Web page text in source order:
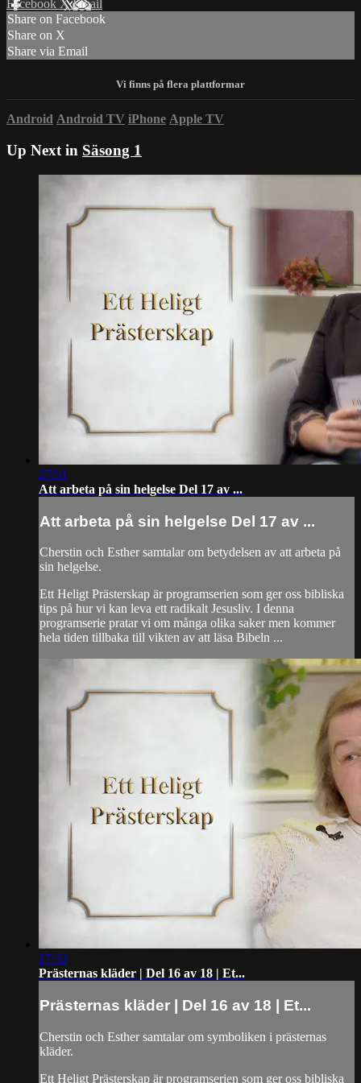
Facebook XEmail
Share on Facebook
Share on X
Share via Email
Android Android TV iPhone Apple TV
Up Next in Säsong 1
27:51
Att arbeta på sin helgelse Del 17 av ...
Att arbeta på sin helgelse Del 17 av ...
Cherstin och Esther samtalar om betydelsen av att arbeta på
sin helgelse.
Ett Heligt Prästerskap är programserien som ger oss bibliska
tips på hur vi kan leva ett radikalt Jesusliv. I denna
programserie pratar vi om många olika saker men kommer
hela tiden tillbaka till vikten av att läsa Bibeln ...
27:32
Prästernas kläder | Del 16 av 18 | Et...
Prästernas kläder | Del 16 av 18 | Et...
Cherstin och Esther samtalar om symboliken i prästernas
kläder.
Ett Heligt Prästerskap är programserien som ger oss bibliska